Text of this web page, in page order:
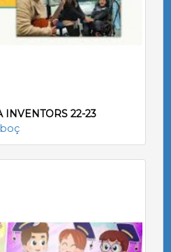
INVENTORS 22-23